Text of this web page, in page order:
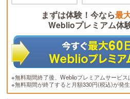
まずは体験！今なら最
Weblioプレミアム体
※無料期間終了後、Weblioプレミアムサービス
※無料期間が終了すると月額330円(税込)が発生